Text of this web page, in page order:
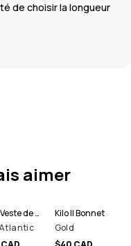
de choisir la longueur
aimer
Dune Veste de Ski Homme
Kilo II Bonnet
Gold